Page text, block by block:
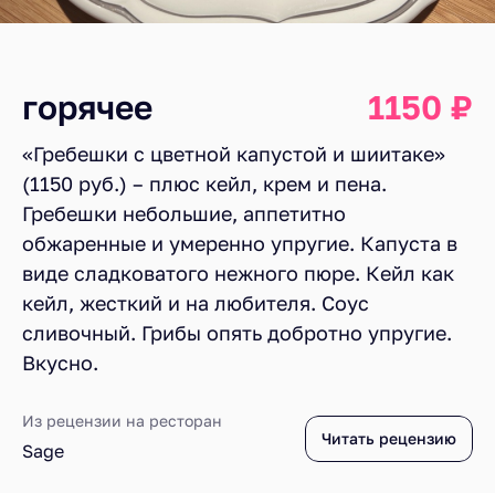
горячее 1150 ₽
«Гребешки с цветной капустой и шиитаке»
(1150 руб.) – плюс кейл, крем и пена.
Гребешки небольшие, аппетитно
обжаренные и умеренно упругие. Капуста в
виде сладковатого нежного пюре. Кейл как
кейл, жесткий и на любителя. Соус
сливочный. Грибы опять добротно упругие.
Вкусно.
Из рецензии на ресторан
Sage
Читать рецензию